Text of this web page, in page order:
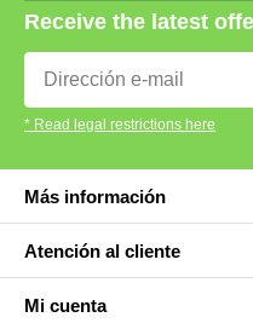
Receive the latest
* Read legal restrictions here
Más información
Atención al cliente
Mi cuenta